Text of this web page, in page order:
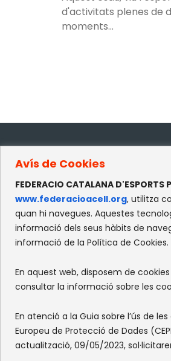
Avís de Cookies
FEDERACIO CATALANA D'ESPORTS
www.federacioacell.org, utilitza
quan hi navegues. Aquestes
informació dels seus hàbits de
informació de la Política de Cookies.
En aquest web, disposem de
consultar la informació sobre les
En atenció a la Guia sobre l’ús de
Europeu de Protecció de Dades
actualització, 09/05/2023,
d'activitats plenes de
moments...
Web by FlandeCoco